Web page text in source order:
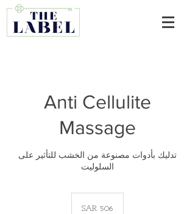
Anti Cellulite
Massage
تدليك بأدوات مصنوعة من الخشب للتأثير على
السلوليت
riyalsSAR 506